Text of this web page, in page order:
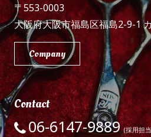
〒553-0003
大阪府大阪市福島区福島2-9-1
Company
Contact
06-6147-9889 (採用担